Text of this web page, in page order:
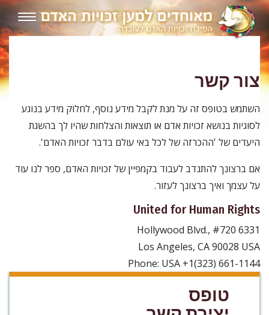
צור קשר
השתמש בטופס זה על מנת לקבל מידע נוסף, לחלוק מידע בנוגע
לסוגיות בנושא זכויות אדם או תוצאות והצלחות שהיו לך בהשגת
היעדים של 'ההכרזה של לכל באי עולם בדבר זכויות האדם'.
אם ברצונך להתנדב לעבוד בקמפיין של זכויות האדם, ספר לנו עוד
על עצמך ואיך ברצונך לעזור.
United for Human Rights
6331 Hollywood Blvd., #720
Los Angeles, CA 90028 USA
Phone: USA +1(323) 661-1144
טופס